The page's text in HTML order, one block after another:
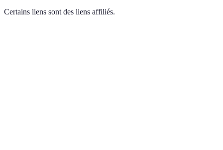
Certains liens sont des liens affiliés.